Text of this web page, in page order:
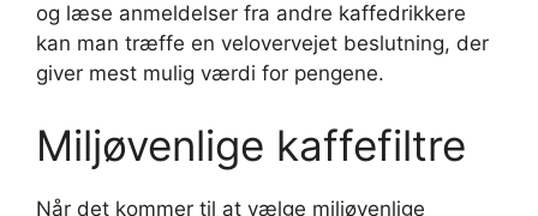
og læse anmeldelser fra andre kaffedrikkere
kan man træffe en velovervejet beslutning, der
giver mest mulig værdi for pengene.
Miljøvenlige kaffefiltre
Når det kommer til at vælge miljøvenlige